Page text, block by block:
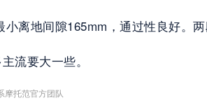
离地间隙165mm，通过性良好。
流要大一些。
摩托范官方团队